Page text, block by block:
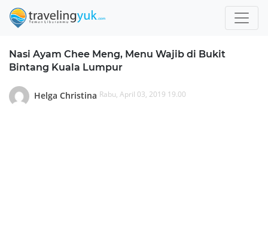
Nasi Ayam Chee Meng, Menu Wajib di Bukit
Bintang Kuala Lumpur
Helga Christina Rabu, April 03, 2019 19.00